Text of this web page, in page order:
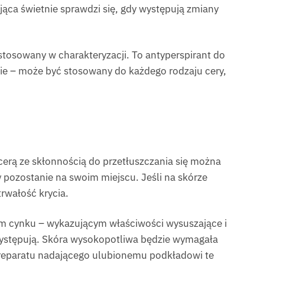
świetnie sprawdzi się, gdy występują zmiany
w charakteryzacji. To antyperspirant do
– może być stosowany do każdego rodzaju cery,
ze skłonnością do przetłuszczania się można
pozostanie na swoim miejscu. Jeśli na skórze
krycia.
– wykazującym właściwości wysuszające i
Skóra wysokopotliwa będzie wymagała
nadającego ulubionemu podkładowi te